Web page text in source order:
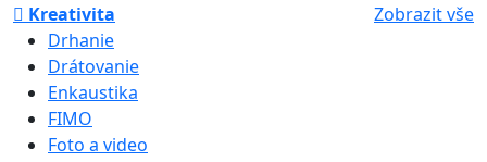
Kreativita
Zobrazit vše
Drhanie
Drátovanie
Enkaustika
FIMO
Foto a video